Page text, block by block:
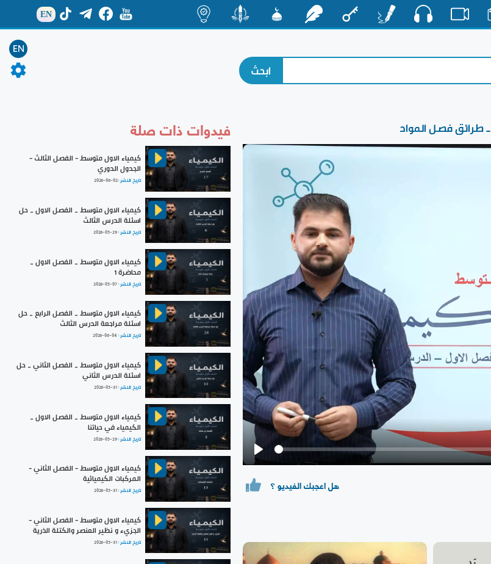
EN
EN
طرائق فصل المواد
Play
هل اعجبك الفيديو ؟
فيدوات ذات صلة
كيمياء الاول متوسط - الفصل الثالث -
الجدول الدوري
تاريخ النشر :2026-06-02
كيمياء الاول متوسط _ الفصل الاول _ حل
اسئلة الدرس الثالث
تاريخ النشر :2026-05-29
كيمياء الاول متوسط _ الفصل الاول _
محاضرة 1
تاريخ النشر :2026-05-07
كيمياء الاول متوسط _ الفصل الرابع _ حل
اسئلة مراجعة الدرس الثالث
تاريخ النشر : 2026-06-04
كيمياء الاول متوسط _ الفصل الثاني _ حل
اسئلة الدرس الثاني
تاريخ النشر :2026-05-31
كيمياء الاول متوسط _ الفصل الاول _
الكيمياء في حياتنا
تاريخ النشر :2026-05-29
كيمياء الاول متوسط - الفصل الثاني -
المركبات الكيميائية
تاريخ النشر :2026-05-31
كيمياء الاول متوسط - الفصل الثاني -
الجزيء و نظير العنصر والكتلة الذرية
تاريخ النشر :2026-05-31